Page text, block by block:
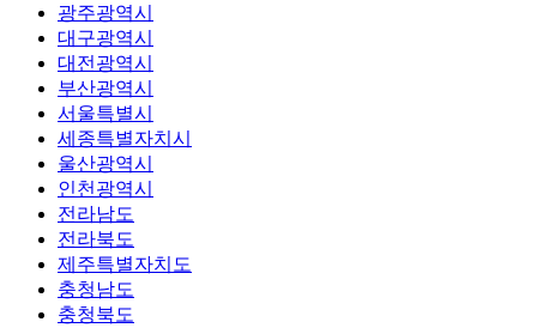
광주광역시
대구광역시
대전광역시
부산광역시
서울특별시
세종특별자치시
울산광역시
인천광역시
전라남도
전라북도
제주특별자치도
충청남도
충청북도